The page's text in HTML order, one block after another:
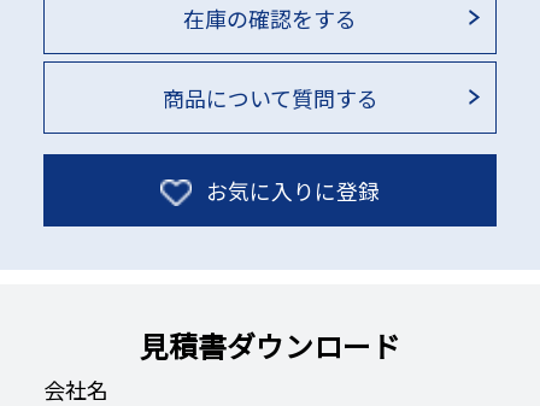
在庫の確認をする
商品について質問する
お気に入りに登録
見積書ダウンロード
会社名